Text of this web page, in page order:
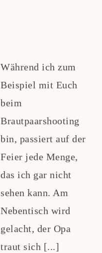
Während ich zum
Beispiel mit Euch
beim
Brautpaarshooting
bin, passiert auf der
Feier jede Menge,
das ich gar nicht
sehen kann. Am
Nebentisch wird
gelacht, der Opa
traut sich [...]